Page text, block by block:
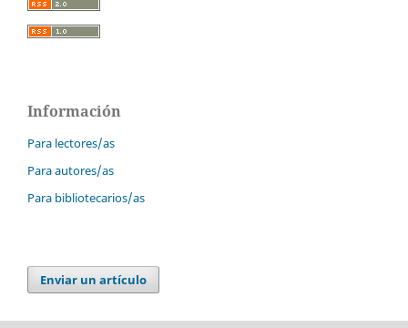
Información
Para lectores/as
Para autores/as
Para bibliotecarios/as
Enviar un artículo